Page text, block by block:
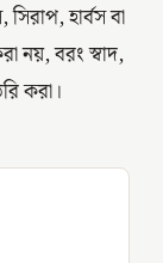
হার্বস বা
নয়, বরং স্বাদ,
করা।